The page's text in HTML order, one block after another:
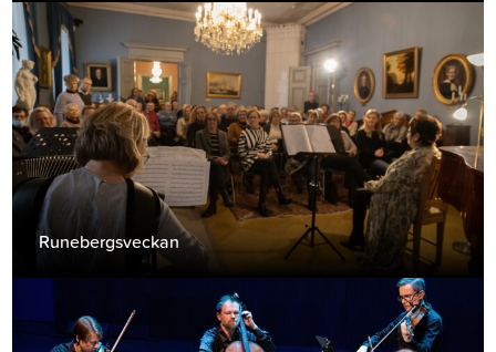
Runebergsveckan